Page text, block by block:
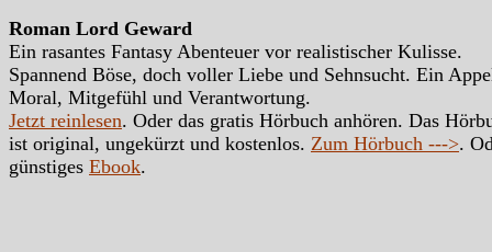
Roman Lord Geward
Ein rasantes Fantasy Abenteuer vor realistischer Kulisse.
Spannend Böse, doch voller Liebe und Sehnsucht. Ein
Moral, Mitgefühl und Verantwortung.
Jetzt reinlesen. Oder das gratis Hörbuch anhören. Das
ist original, ungekürzt und kostenlos. Zum Hörbuch --->.
günstiges Ebook.